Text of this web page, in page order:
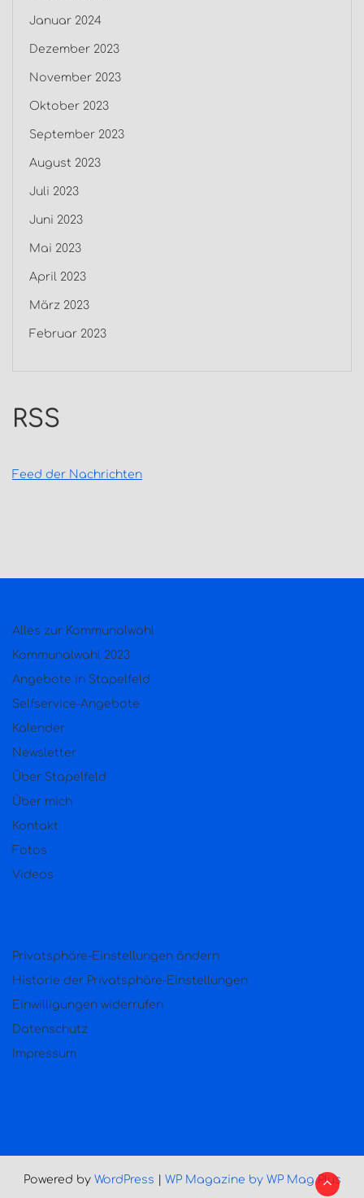
Januar 2024
Dezember 2023
November 2023
Oktober 2023
September 2023
August 2023
Juli 2023
Juni 2023
Mai 2023
April 2023
März 2023
Februar 2023
RSS
Feed der Nachrichten
Alles zur Kommunalwahl
Kommunalwahl 2023
Angebote in Stapelfeld
Selfservice-Angebote
Kalender
Newsletter
Über Stapelfeld
Über mich
Kontakt
Fotos
Videos
Privatsphäre-Einstellungen ändern
Historie der Privatsphäre-Einstellungen
Einwilligungen widerrufen
Datenschutz
Impressum
Powered by WordPress WP Magazine by WP Mag Plus